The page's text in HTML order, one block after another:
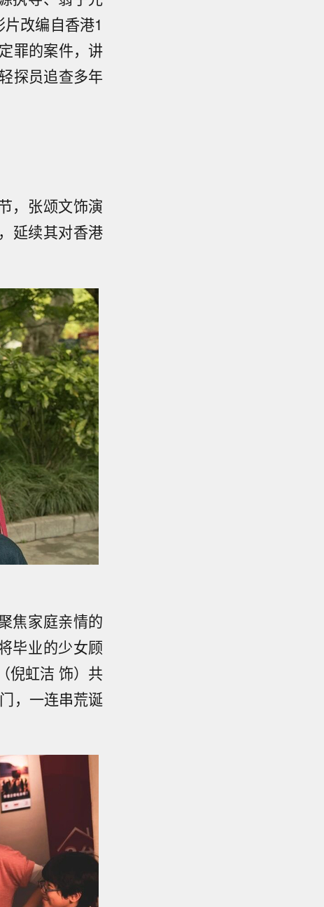
改编自香港1
罪的案件，讲
探员追查多年
，张颂文饰演
延续其对香港
焦家庭亲情的
毕业的少女顾
倪虹洁 饰）共
，一连串荒诞